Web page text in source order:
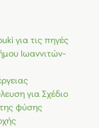
για τις πηγές
Ιωαννιτών-
για Σχέδιο
φύσης